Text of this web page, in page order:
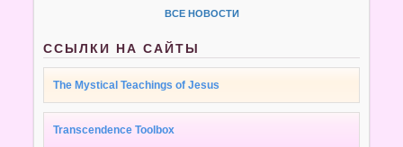
ВСЕ НОВОСТИ
ССЫЛКИ НА САЙТЫ
The Mystical Teachings of Jesus
Transcendence Toolbox